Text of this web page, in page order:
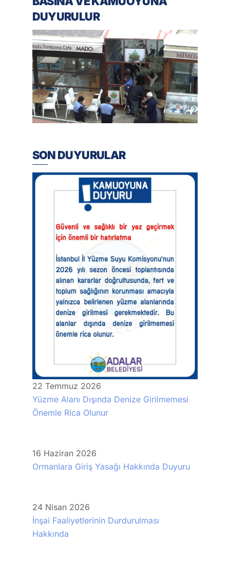
DUYURULUR
SON DUYURULAR
22 Temmuz 2026
Yüzme Alanı Dışında Denize Girilmemesi
Önemle Rica Olunur
16 Haziran 2026
Ormanlara Giriş Yasağı Hakkında Duyuru
24 Nisan 2026
İnşai Faaliyetlerinin Durdurulması
Hakkında